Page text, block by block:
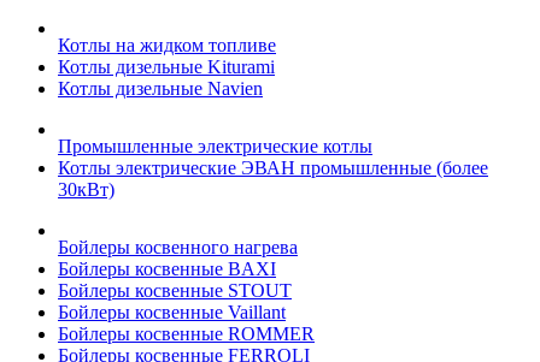
Котлы на жидком топливе
Котлы дизельные Kiturami
Котлы дизельные Navien
Промышленные электрические котлы
Котлы электрические ЭВАН промышленные (более
30кВт)
Бойлеры косвенного нагрева
Бойлеры косвенные BAXI
Бойлеры косвенные STOUT
Бойлеры косвенные Vaillant
Бойлеры косвенные ROMMER
Бойлеры косвенные FERROLI